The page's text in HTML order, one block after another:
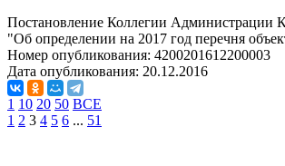
Постановление Коллегии Администрации
"Об определении на 2017 год перечня
Номер опубликования: 4200201612200003
Дата опубликования: 20.12.2016
1 10 20 50 ВСЕ
1 2 3 4 5 6 ... 51